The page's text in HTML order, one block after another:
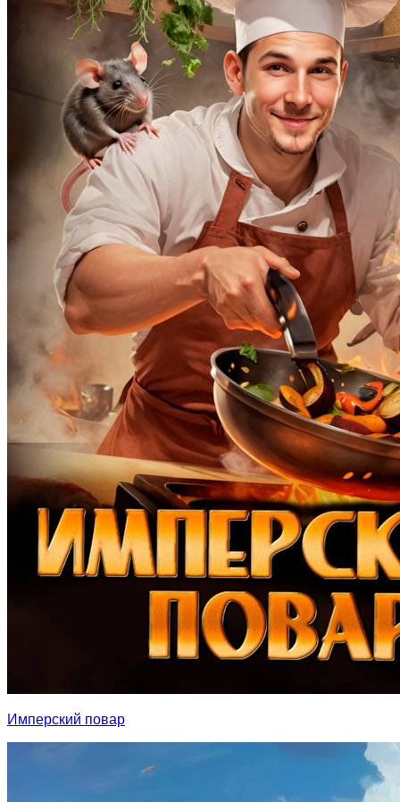
Имперский повар